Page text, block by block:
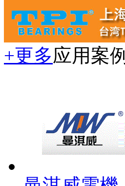
+更多应用案例